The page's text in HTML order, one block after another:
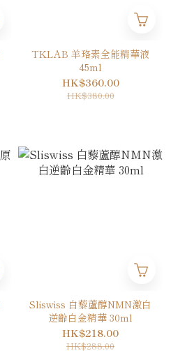
TKLAB 羊珞素全能精華液
45ml
HK$360.00
HK$380.00
Sliswiss 白藜蘆醇NMN激白
逆齡白金精華 30ml
HK$218.00
HK$288.00